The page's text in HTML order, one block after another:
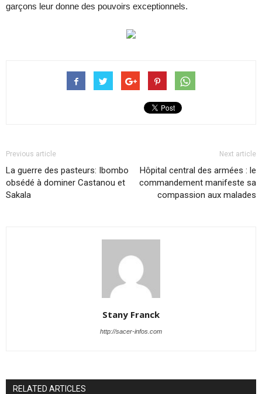
garçons leur donne des pouvoirs exceptionnels.
Previous article
La guerre des pasteurs: Ibombo
obsédé à dominer Castanou et
Sakala
Next article
Hôpital central des armées : le
commandement manifeste sa
compassion aux malades
Stany Franck
http://sacer-infos.com
RELATED ARTICLES